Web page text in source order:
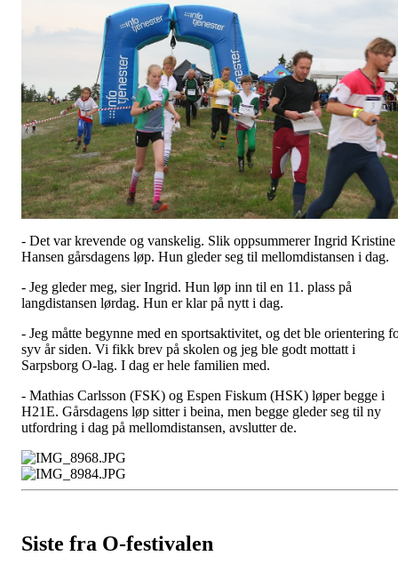
- Det var krevende og vanskelig. Slik oppsummerer Ingrid Kristine
Hansen gårsdagens løp. Hun gleder seg til mellomdistansen i dag.
- Jeg gleder meg, sier Ingrid. Hun løp inn til en 11. plass på
langdistansen lørdag. Hun er klar på nytt i dag.
- Jeg måtte begynne med en sportsaktivitet, og det ble orientering
syv år siden. Vi fikk brev på skolen og jeg ble godt mottatt i
Sarpsborg O-lag. I dag er hele familien med.
- Mathias Carlsson (FSK) og Espen Fiskum (HSK) løper begge i
H21E. Gårsdagens løp sitter i beina, men begge gleder seg til ny
utfordring i dag på mellomdistansen, avslutter de.
Siste fra O-festivalen